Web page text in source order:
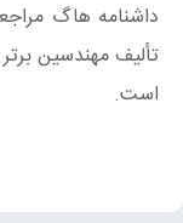
داشنامه هاگ
تألیف مهندسین
است.